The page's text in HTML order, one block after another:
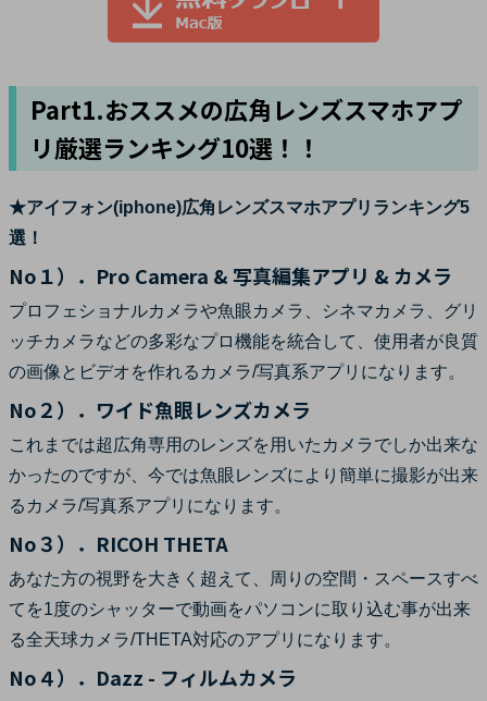
Part1.おススメの広角レンズスマホアプ
リ厳選ランキング10選！！
★アイフォン(iphone)広角レンズスマホアプリランキング5
選！
No１）．Pro Camera & 写真編集アプリ & カメラ
プロフェショナルカメラや魚眼カメラ、シネマカメラ、グリ
ッチカメラなどの多彩なプロ機能を統合して、使用者が良質
の画像とビデオを作れるカメラ/写真系アプリになります。
No２）．ワイド魚眼レンズカメラ
これまでは超広角専用のレンズを用いたカメラでしか出来な
かったのですが、今では魚眼レンズにより簡単に撮影が出来
るカメラ/写真系アプリになります。
No３）．RICOH THETA
あなた方の視野を大きく超えて、周りの空間・スペースすべ
てを1度のシャッターで動画をパソコンに取り込む事が出来
る全天球カメラ/THETA対応のアプリになります。
No４）．Dazz - フィルムカメラ